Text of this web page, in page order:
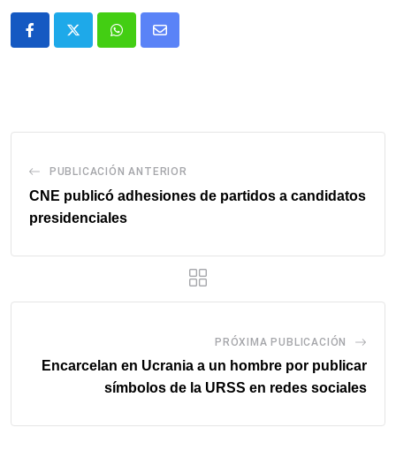
WhatsappComparte
PUBLICACIÓN ANTERIOR
CNE publicó adhesiones de partidos a candidatos
presidenciales
PRÓXIMA PUBLICACIÓN
Encarcelan en Ucrania a un hombre por publicar
símbolos de la URSS en redes sociales